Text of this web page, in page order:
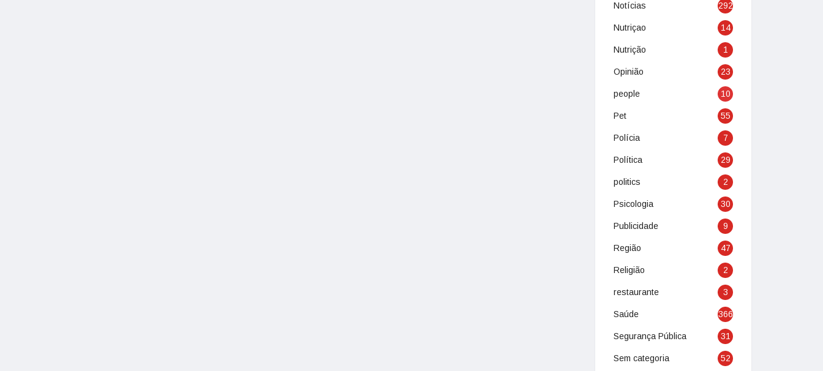
Notícias 292
Nutriçao 14
Nutrição 1
Opinião 23
people 10
Pet 55
Polícia 7
Política 29
politics 2
Psicologia 30
Publicidade 9
Região 47
Religião 2
restaurante 3
Saúde 366
Segurança Pública 31
Sem categoria 52